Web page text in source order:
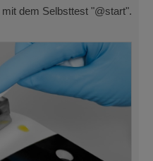
dem Selbsttest "@start".